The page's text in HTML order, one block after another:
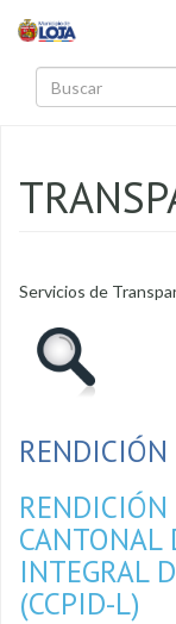
Servicios de
RENDICIÓN
CANTONAL
INTEGRAL
(CCPID-L)